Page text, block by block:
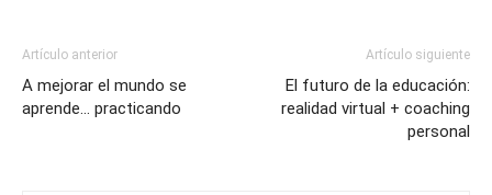
Artículo anterior
A mejorar el mundo se
aprende… practicando
Artículo siguiente
El futuro de la educación:
realidad virtual + coaching
personal